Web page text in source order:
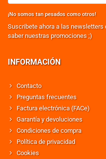
¡No somos tan pesados como otros!
Suscribete ahora a las newsletters
saber nuestras promociones ;)
INFORMACIÓN
Contacto
Preguntas frecuentes
Factura electrónica (FACe)
Garantía y devoluciones
Condiciones de compra
Política de privacidad
Cookies